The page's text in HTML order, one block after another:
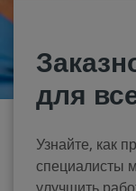
для
Узнайте, как
специалисты